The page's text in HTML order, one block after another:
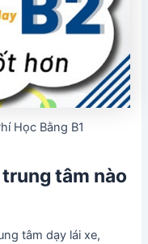
Học Bằng B1
tâm nào
tâm dạy lái xe,